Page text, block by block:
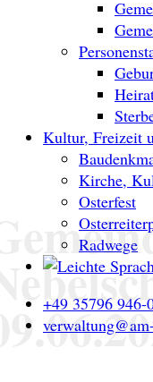
Kultur, Freizeit
Kirche,
Osterfest
Radwege
+49 35796 946-